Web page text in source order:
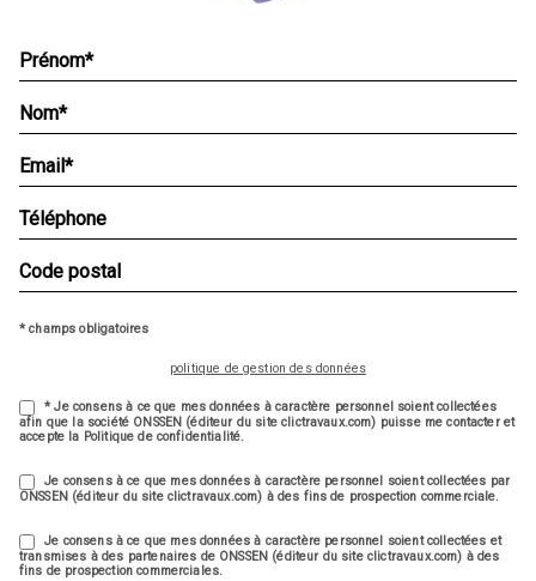
* champs obligatoires
politique de gestion des données
* Je consens à ce que mes données à caractère personnel soient collectées
afin que la société ONSSEN (éditeur du site clictravaux.com) puisse me contacter et
accepte la Politique de confidentialité.
Je consens à ce que mes données à caractère personnel soient collectées par
ONSSEN (éditeur du site clictravaux.com) à des fins de prospection commerciale.
Je consens à ce que mes données à caractère personnel soient collectées et
transmises à des partenaires de ONSSEN (éditeur du site clictravaux.com) à des
fins de prospection commerciales.